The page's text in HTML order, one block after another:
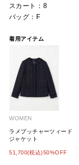
スカート：8
バッグ：F
着用アイテム
WOMEN
ラメブッチャーツィード
ジャケット
51,700(税込)50%OFF